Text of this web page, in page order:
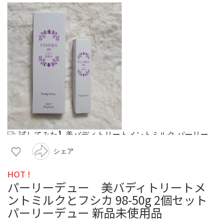
シェア
HOT !
パーリーデュー 美バディトリートメ
ントミルクとフシカ 98-50g 2個セット
パーリーデュー 新品未使用品